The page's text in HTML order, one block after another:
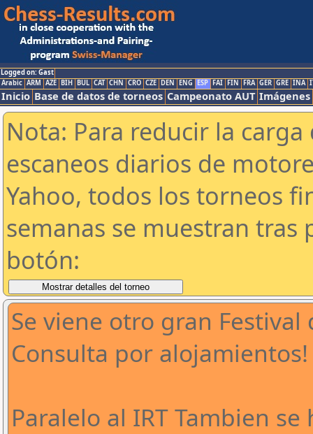
Logged on: Gast
Arabic ARM AZE BIH BUL CAT CHN CRO CZE DEN ENG ESP FAI FIN FRA GER GRE INA
Inicio Base de datos de torneos Campeonato AUT Imágenes
Nota: Para reducir la
escaneos diarios de
Yahoo, todos los torneos
semanas se muestran tras
botón:
Se viene otro gran Festival
Consulta por
Paralelo al IRT Tambien